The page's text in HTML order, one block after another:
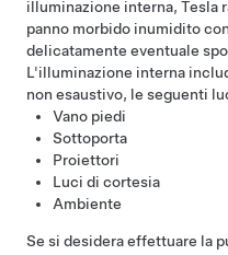
illuminazione interna, Tesla
panno morbido inumidito
delicatamente eventuale
L'illuminazione interna
non esaustivo, le seguenti
Vano piedi
Sottoporta
Proiettori
Luci di cortesia
Ambiente
Se si desidera effettuare la